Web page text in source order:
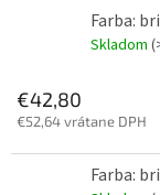
Farba:
Skladom
€42,80
€52,64 vrátane DPH
Farba: